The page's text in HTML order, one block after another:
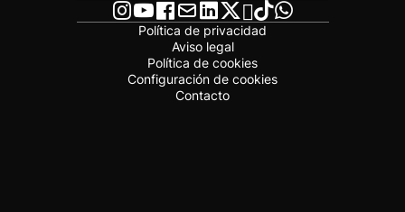
Política de privacidad
Aviso legal
Política de cookies
Configuración de cookies
Contacto